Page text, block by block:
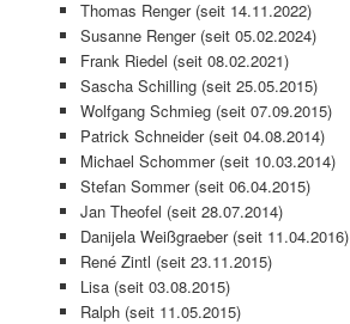
Thomas Renger (seit 14.11.2022)
Susanne Renger (seit 05.02.2024)
Frank Riedel (seit 08.02.2021)
Sascha Schilling (seit 25.05.2015)
Wolfgang Schmieg (seit 07.09.2015)
Patrick Schneider (seit 04.08.2014)
Michael Schommer (seit 10.03.2014)
Stefan Sommer (seit 06.04.2015)
Jan Theofel (seit 28.07.2014)
Danijela Weißgraeber (seit 11.04.2016)
René Zintl (seit 23.11.2015)
Lisa (seit 03.08.2015)
Ralph (seit 11.05.2015)